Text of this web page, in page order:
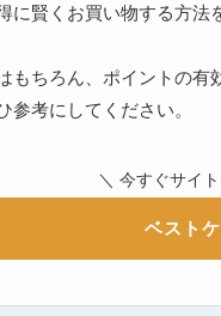
に賢くお買い物する方法
もちろん、ポイントの
考にしてください。
＼ 今すぐサイ
ベスト